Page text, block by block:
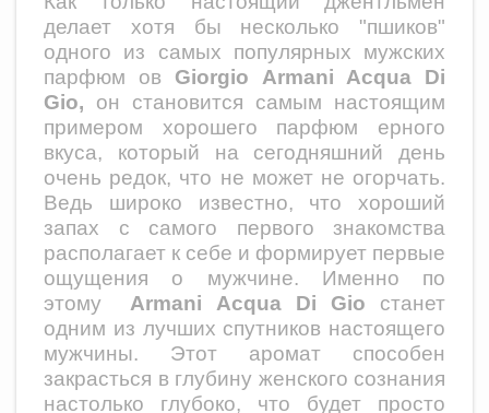
делает хотя бы несколько "пшиков"
одного из самых популярных мужских
парфюм ов Giorgio Armani Acqua Di
Gio, он становится самым настоящим
примером хорошего парфюм ерного
вкуса, который на сегодняшний день
очень редок, что не может не огорчать.
Ведь широко известно, что хороший
запах с самого первого знакомства
располагает к себе и формирует первые
ощущения о мужчине. Именно по
этому
Armani Acqua Di Gio станет
одним из лучших спутников настоящего
мужчины. Этот аромат способен
закрасться в глубину женского сознания
настолько глубоко, что будет просто